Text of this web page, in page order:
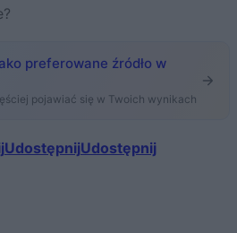
preferowane źródło w
pojawiać się w Twoich wynikach
UdostępnijUdostępnij